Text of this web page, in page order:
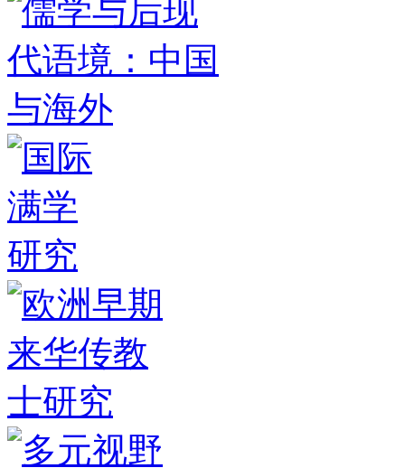
布：中国在实现现代化的同时，成
功将 ·黄卓越：早期中国的书写与汉
学研究 ·薪火永相传，著名汉学家马
克林讲汉学的品
《人民日报》：
（美国）：开辟中国文化走向世界
新 ·名家对话 | 伍志伟：以人类学的
视角解读中 ·
文学翻译是译者与作
学的力量感知实实在在的中国
世纪的中国研究——访澳大利亚汉
学家 ·索尼娅·布雷思勒与她“中国模
式”的探寻
访韩国著名翻译家
洲研究汉学
翰教授访谈 ·翻译与研究：站在中国
文学研究的前沿 — ·感受中国，书写
艺术为桥梁的汉学研究
家毕罗—— “我对汉字和中国